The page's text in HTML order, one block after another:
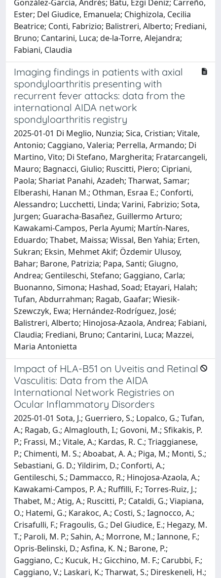
González-García, Andrés; Batu, Ezgi Deniz; Carreño,
Ester; Del Giudice, Emanuela; Chighizola, Cecilia
Beatrice; Conti, Fabrizio; Balistreri, Alberto; Frediani,
Bruno; Cantarini, Luca; de-la-Torre, Alejandra;
Fabiani, Claudia
Imaging findings in patients with axial
spondyloarthritis presenting with
recurrent fever attacks: data from the
international AIDA network
spondyloarthritis registry
2025-01-01 Di Meglio, Nunzia; Sica, Cristian; Vitale,
Antonio; Caggiano, Valeria; Perrella, Armando; Di
Martino, Vito; Di Stefano, Margherita; Fratarcangeli,
Mauro; Bagnacci, Giulio; Ruscitti, Piero; Cipriani,
Paola; Shariat Panahi, Azadeh; Tharwat, Samar;
Elberashi, Hanan M.; Othman, Esraa E.; Conforti,
Alessandro; Lucchetti, Linda; Varini, Fabrizio; Sota,
Jurgen; Guaracha-Basañez, Guillermo Arturo;
Kawakami-Campos, Perla Ayumi; Martín-Nares,
Eduardo; Thabet, Maissa; Wissal, Ben Yahia; Erten,
Sukran; Eksin, Mehmet Akif; Özdemir Ulusoy,
Bahar; Barone, Patrizia; Papa, Santi; Giugno,
Andrea; Gentileschi, Stefano; Gaggiano, Carla;
Buonanno, Simona; Hashad, Soad; Etayari, Halah;
Tufan, Abdurrahman; Ragab, Gaafar; Wiesik-
Szewczyk, Ewa; Hernández-Rodríguez, José;
Balistreri, Alberto; Hinojosa-Azaola, Andrea; Fabiani,
Claudia; Frediani, Bruno; Cantarini, Luca; Mazzei,
Maria Antonietta
Impact of HLA-B51 on Uveitis and Retinal
Vasculitis: Data from the AIDA
International Network Registries on
Ocular Inflammatory Disorders
2025-01-01 Sota, J.; Guerriero, S.; Lopalco, G.; Tufan,
A.; Ragab, G.; Almaglouth, I.; Govoni, M.; Sfikakis, P.
P.; Frassi, M.; Vitale, A.; Kardas, R. C.; Triaggianese,
P.; Chimenti, M. S.; Aboabat, A. A.; Piga, M.; Monti, S.;
Sebastiani, G. D.; Yildirim, D.; Conforti, A.;
Gentileschi, S.; Dammacco, R.; Hinojosa-Azaola, A.;
Kawakami-Campos, P. A.; Ruffilli, F.; Torres-Ruiz, J.;
Thabet, M.; Atig, A.; Ruscitti, P.; Cataldi, G.; Viapiana,
O.; Hatemi, G.; Karakoc, A.; Costi, S.; Iagnocco, A.;
Crisafulli, F.; Fragoulis, G.; Del Giudice, E.; Hegazy, M.
T.; Paroli, M. P.; Sahin, A.; Morrone, M.; Iannone, F.;
Opris-Belinski, D.; Asfina, K. N.; Barone, P.;
Gaggiano, C.; Kucuk, H.; Gicchino, M. F.; Carubbi, F.;
Caggiano, V.; Laskari, K.; Tharwat, S.; Direskeneli, H.;